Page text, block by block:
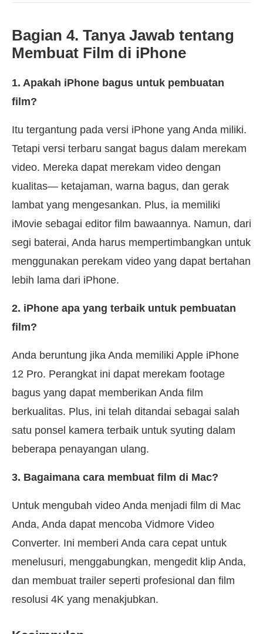
Bagian 4. Tanya Jawab tentang
Membuat Film di iPhone
1. Apakah iPhone bagus untuk pembuatan
film?
Itu tergantung pada versi iPhone yang Anda miliki.
Tetapi versi terbaru sangat bagus dalam merekam
video. Mereka dapat merekam video dengan
kualitas⁠— ketajaman, warna bagus, dan gerak
lambat yang mengesankan. Plus, ia memiliki
iMovie sebagai editor film bawaannya. Namun, dari
segi baterai, Anda harus mempertimbangkan untuk
menggunakan perekam video yang dapat bertahan
lebih lama dari iPhone.
2. iPhone apa yang terbaik untuk pembuatan
film?
Anda beruntung jika Anda memiliki Apple iPhone
12 Pro. Perangkat ini dapat merekam footage
bagus yang dapat memberikan Anda film
berkualitas. Plus, ini telah ditandai sebagai salah
satu ponsel kamera terbaik untuk syuting dalam
beberapa penayangan ulang.
3. Bagaimana cara membuat film di Mac?
Untuk mengubah video Anda menjadi film di Mac
Anda, Anda dapat mencoba Vidmore Video
Converter. Ini memberi Anda cara cepat untuk
menelusuri, menggabungkan, mengedit klip Anda,
dan membuat trailer seperti profesional dan film
resolusi 4K yang menakjubkan.